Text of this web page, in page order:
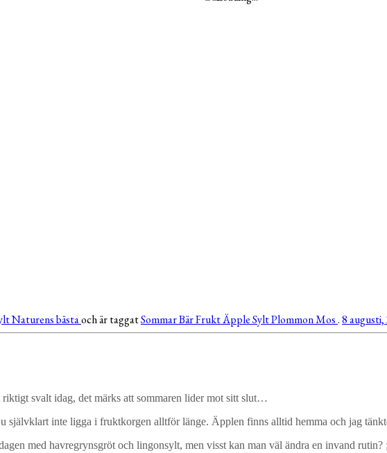
Naturens bästaoch är taggatSommarBärFruktÄppleSyltPlommonMos.8 augusti,
svalt idag, det märks att sommaren lider mot sitt slut…
självklart inte ligga i fruktkorgen alltför länge. Äpplen finns alltid hemma och jag
med havregrynsgröt och lingonsylt, men visst kan man väl ändra en invand rutin?